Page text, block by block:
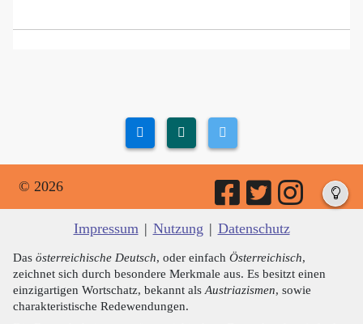
© 2026
Impressum | Nutzung | Datenschutz
Das österreichische Deutsch, oder einfach Österreichisch,
zeichnet sich durch besondere Merkmale aus. Es besitzt einen
einzigartigen Wortschatz, bekannt als Austriazismen, sowie
charakteristische Redewendungen.